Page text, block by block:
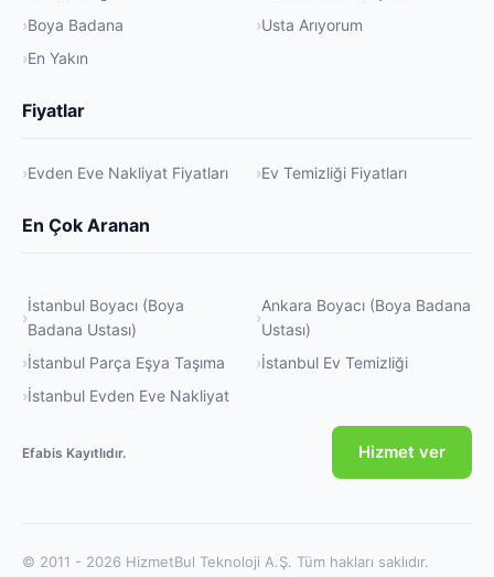
Boya Badana
Usta Arıyorum
En Yakın
Fiyatlar
Evden Eve Nakliyat Fiyatları Ev Temizliği Fiyatları
En Çok Aranan
İstanbul Boyacı (Boya
Badana Ustası)
Ankara Boyacı (Boya Badana
Ustası)
İstanbul Parça Eşya Taşıma
İstanbul Ev Temizliği
İstanbul Evden Eve Nakliyat
Efabis Kayıtlıdır. Hizmet ver
© 2011 - 2026 HizmetBul Teknoloji A.Ş. Tüm hakları saklıdır.